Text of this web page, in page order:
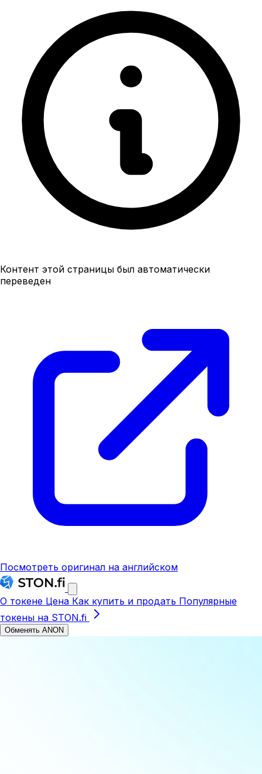
Контент этой страницы был автоматически
переведен
Посмотреть оригинал на английском
О токене Цена Как купить и продать Популярные
токены на STON.fi
Обменять ANON